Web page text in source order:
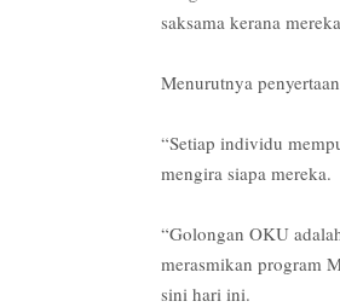
saksama kerana
Menurutnya
“Setiap individu
mengira siapa mereka.
“Golongan OKU
merasmikan program
sini hari ini.